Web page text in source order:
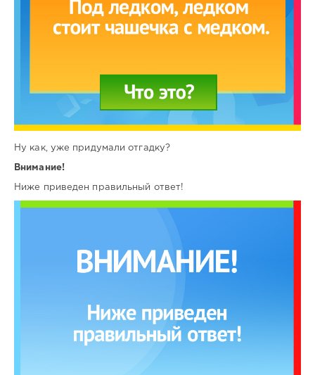
Ну как, уже придумали отгадку?
Внимание!
Ниже приведен правильный ответ!